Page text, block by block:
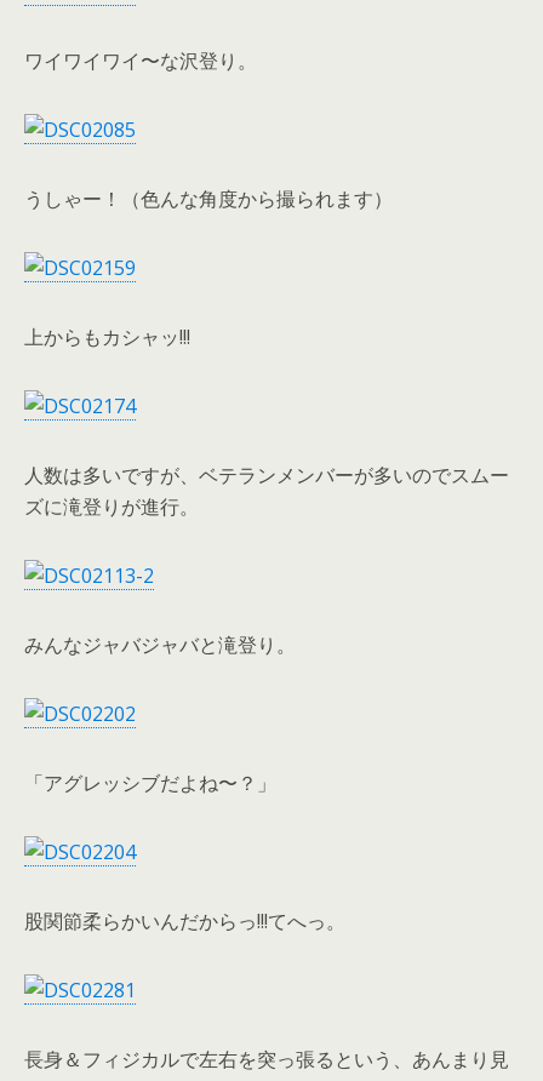
ワイワイワイ〜な沢登り。
うしゃー！（色んな角度から撮られます）
上からもカシャッ!!!
人数は多いですが、ベテランメンバーが多いのでスムー
ズに滝登りが進行。
みんなジャバジャバと滝登り。
「アグレッシブだよね〜？」
股関節柔らかいんだからっ!!!てへっ。
長身＆フィジカルで左右を突っ張るという、あんまり見